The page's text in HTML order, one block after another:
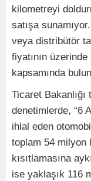
kilometreyi
satışa
veya distribütör
fiyatının
kapsamında
Ticaret
denetimlerde, “6
ihlal eden
toplam 54 milyon
kısıtlamasına
ise yaklaşık 116